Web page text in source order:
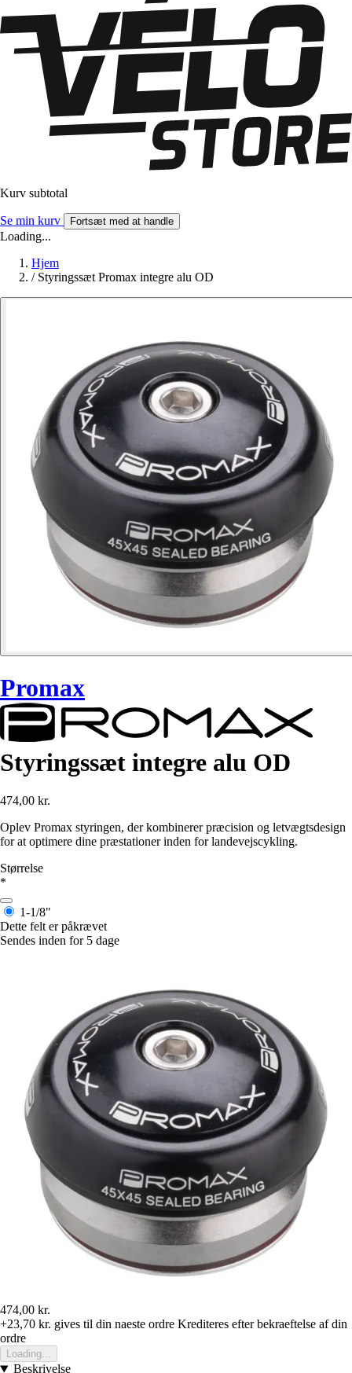
Kurv subtotal
Se min kurv Fortsæt med at handle
Loading...
Hjem
/ Styringssæt Promax integre alu OD
Promax
Styringssæt integre alu OD
474,00 kr.
Oplev Promax styringen, der kombinerer præcision og letvægtsdesign
for at optimere dine præstationer inden for landevejscykling.
Størrelse
*
1-1/8"
Dette felt er påkrævet
Sendes inden for 5 dage
474,00 kr.
+23,70 kr. gives til din naeste ordre Krediteres efter bekraeftelse af din
ordre
Loading...
Beskrivelse